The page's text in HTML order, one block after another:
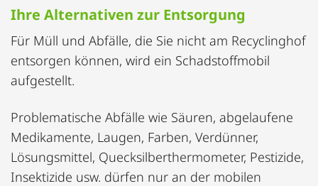
Ihre Alternativen zur Entsorgung
Für Müll und Abfälle, die Sie nicht am Recyclinghof
entsorgen können, wird ein Schadstoffmobil
aufgestellt.
Problematische Abfälle wie Säuren, abgelaufene
Medikamente, Laugen, Farben, Verdünner,
Lösungsmittel, Quecksilberthermometer, Pestizide,
Insektizide usw. dürfen nur an der mobilen